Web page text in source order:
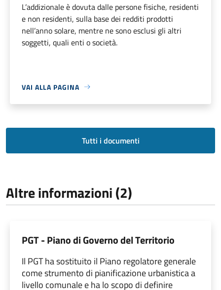
L’addizionale è dovuta dalle persone fisiche, residenti
e non residenti, sulla base dei redditi prodotti
nell’anno solare, mentre ne sono esclusi gli altri
soggetti, quali enti o società.
VAI ALLA PAGINA
Tutti i documenti
Altre informazioni (2)
PGT - Piano di Governo del Territorio
Il PGT ha sostituito il Piano regolatore generale
come strumento di pianificazione urbanistica a
livello comunale e ha lo scopo di definire